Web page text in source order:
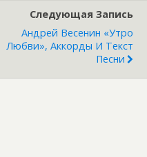
Следующая Запись
Андрей Весенин «Утро
Любви», Аккорды И Текст
Песни